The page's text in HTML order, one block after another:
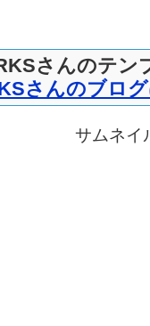
さんのテン
さんのブロ
サムネイ